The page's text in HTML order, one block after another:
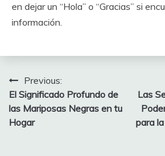
en dejar un “Hola” o “Gracias” si
información.
Post
navigation
Previous:
El Significado Profundo de
las Mariposas Negras en tu
Hogar
Las
para